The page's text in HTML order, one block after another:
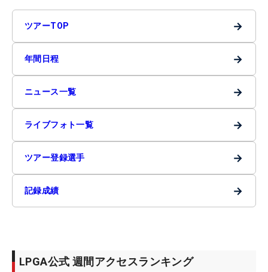
ツアーTOP →
年間日程 →
ニュース一覧 →
ライブフォト一覧 →
ツアー登録選手 →
記録成績 →
LPGA公式 週間アクセスランキング